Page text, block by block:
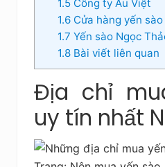
1.5Công ty Âu Việt
1.6Cửa hàng yến
1.7 Yến sào Ngọc
1.8Bài viết liên quan
Địa chỉ
uy tín nhất